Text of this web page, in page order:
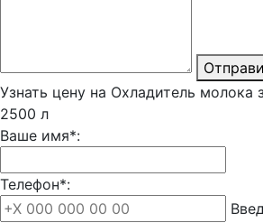
Узнать цену на Охладитель молока
2500 л
Ваше имя*:
Телефон*: